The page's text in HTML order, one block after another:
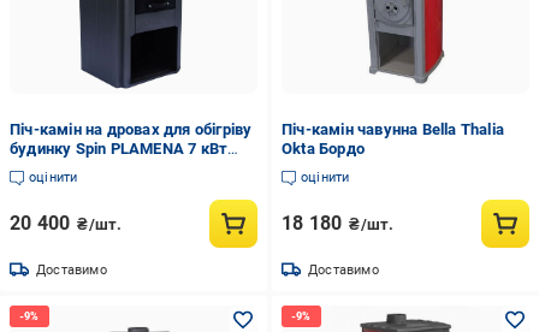
Піч-камін на дровах для обігріву
будинку Spin PLAMENA 7 кВт
Сірий (CNT00007707)
оцінити
20 400 ₴/шт.
Доставимо
Піч-камін чавунна Bella Thalia
Okta Бордо
оцінити
18 180 ₴/шт.
Доставимо